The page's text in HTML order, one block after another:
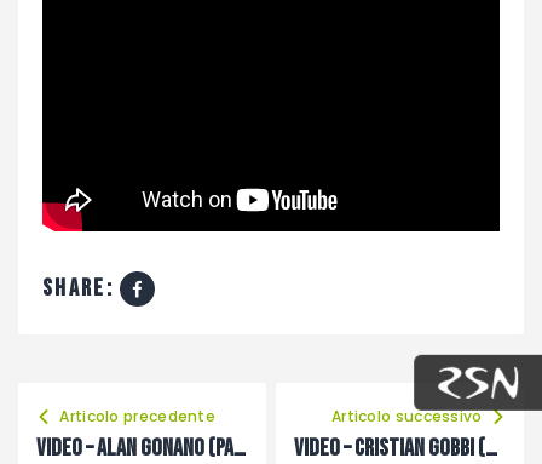
share:
Articolo precedente
VIDEO – Alan Gonano (Paluzza): «Usciamo dal campo a testa alta»
Articolo successivo
VIDEO – Cristian Gobbi (Fusca): «Abbiamo concesso poco, ma davanti sbagliamo troppo»